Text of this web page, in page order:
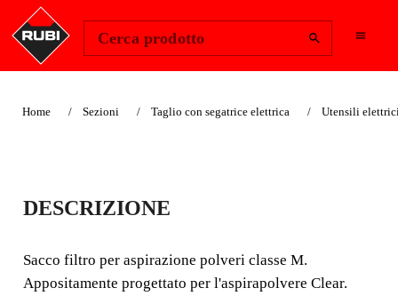
Cerca prodotto
Home Sezioni Taglio con segatrice elettrica Utensili
SACCHETTO
ASPIRATORE RUBI
CLEAR (5 UN)
DESCRIZIONE
Sacco filtro per aspirazione polveri classe M.
Appositamente progettato per l'aspirapolvere Clear.